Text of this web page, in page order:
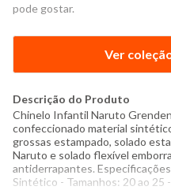
pode gostar.
Ver
Descrição do Produto
Chinelo Infantil Naruto
confeccionado material
grossas estampado, solado
Naruto e solado flexível
antiderrapantes.
Sintético - Tamanhos: 20 ao 25